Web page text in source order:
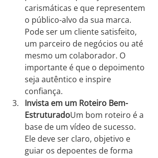
carismáticas e que representem
o público-alvo da sua marca.
Pode ser um cliente satisfeito,
um parceiro de negócios ou até
mesmo um colaborador. O
importante é que o depoimento
seja autêntico e inspire
confiança.
Invista em um Roteiro Bem-
EstruturadoUm bom roteiro é a
base de um vídeo de sucesso.
Ele deve ser claro, objetivo e
guiar os depoentes de forma